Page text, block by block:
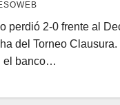
perdió 2-0 frente al
del Torneo Clausura.
el banco…